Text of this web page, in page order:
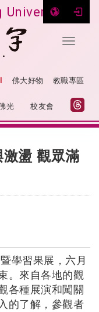
Toggle
佛大好物 教職專區
光 校友會
盪 觀眾滿
學習果展，六月
。來自各地的觀
各種展演和闖關
的了解，參觀者